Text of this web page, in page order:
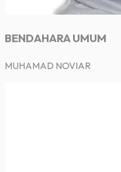
BENDAHARA UMUM
MUHAMAD NOVIAR